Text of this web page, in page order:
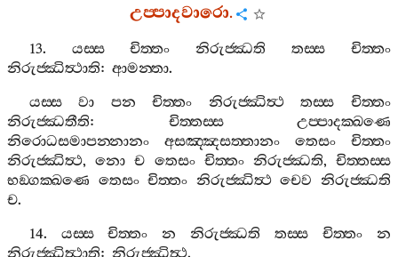
උප‍්පාදවාරො.
13. යස‍්ස චිත‍්තං නිරුජ‍්ඣති තස‍්ස
චිත‍්තං
නිරුජ‍්ඣිත්‍ථාති: ආමන‍්තා.
යස‍්ස
වා පන චිත‍්තං නිරුජ‍්ඣිත්‍ථ තස‍්ස
චිත‍්තං
නිරුජ‍්ඣතීති: චිත‍්තස‍්ස
උප‍්පාදක‍්ඛණෙ
නිරොධසමාපන‍්නානං
අසඤ‍්ඤසත‍්තානං තෙසං
චිත‍්තං
නිරුජ‍්ඣිත්‍ථ,නො ච තෙසං චිත‍්තං නිරුජ‍්ඣති,චිත‍්තස‍්ස
භඞ‍්ගක‍්ඛණෙ තෙසං චිත‍්තං නිරුජ‍්ඣිත්‍ථ චෙව නිරුජ‍්ඣති
ච.
14. යස‍්ස චිත‍්තං න නිරුජ‍්ඣති තස‍්ස චිත‍්තං
න